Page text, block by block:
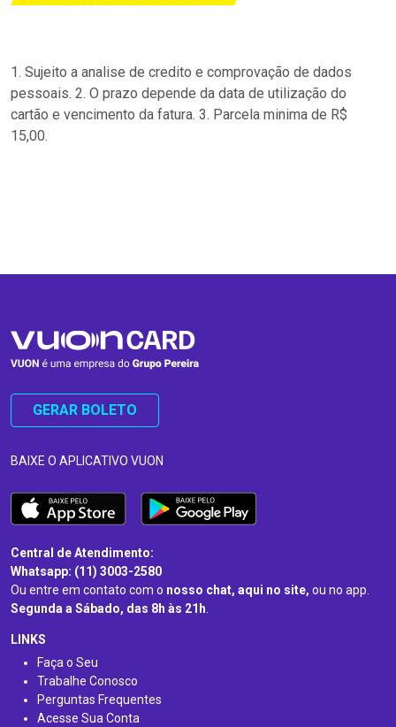
1. Sujeito a analise de credito e comprovação de dados
pessoais. 2. O prazo depende da data de utilização do
cartão e vencimento da fatura. 3. Parcela minima de R$
15,00.
GERAR BOLETO
BAIXE O APLICATIVO VUON
Central de Atendimento:
Whatsapp: (11) 3003-2580
Ou entre em contato com o nosso chat, aqui no site, ou no app.
Segunda a Sábado, das 8h às 21h.
LINKS
Faça o Seu
Trabalhe Conosco
Perguntas Frequentes
Acesse Sua Conta